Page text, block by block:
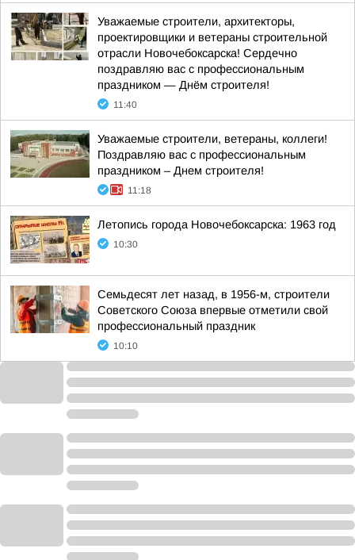
Уважаемые строители, архитекторы,
проектировщики и ветераны строительной
отрасли Новочебоксарска! Сердечно
поздравляю вас с профессиональным
праздником — Днём строителя!
11:40
Уважаемые строители, ветераны, коллеги!
Поздравляю вас с профессиональным
праздником – Днем строителя!
11:18
Летопись города Новочебоксарска: 1963 год
10:30
Семьдесят лет назад, в 1956-м, строители
Советского Союза впервые отметили свой
профессиональный праздник
10:10